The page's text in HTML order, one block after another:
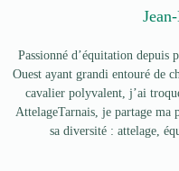
Passionné d’équitation depuis
Ouest ayant grandi entouré de
cavalier polyvalent, j’ai
AttelageTarnais, je partage ma
sa diversité : attelage,